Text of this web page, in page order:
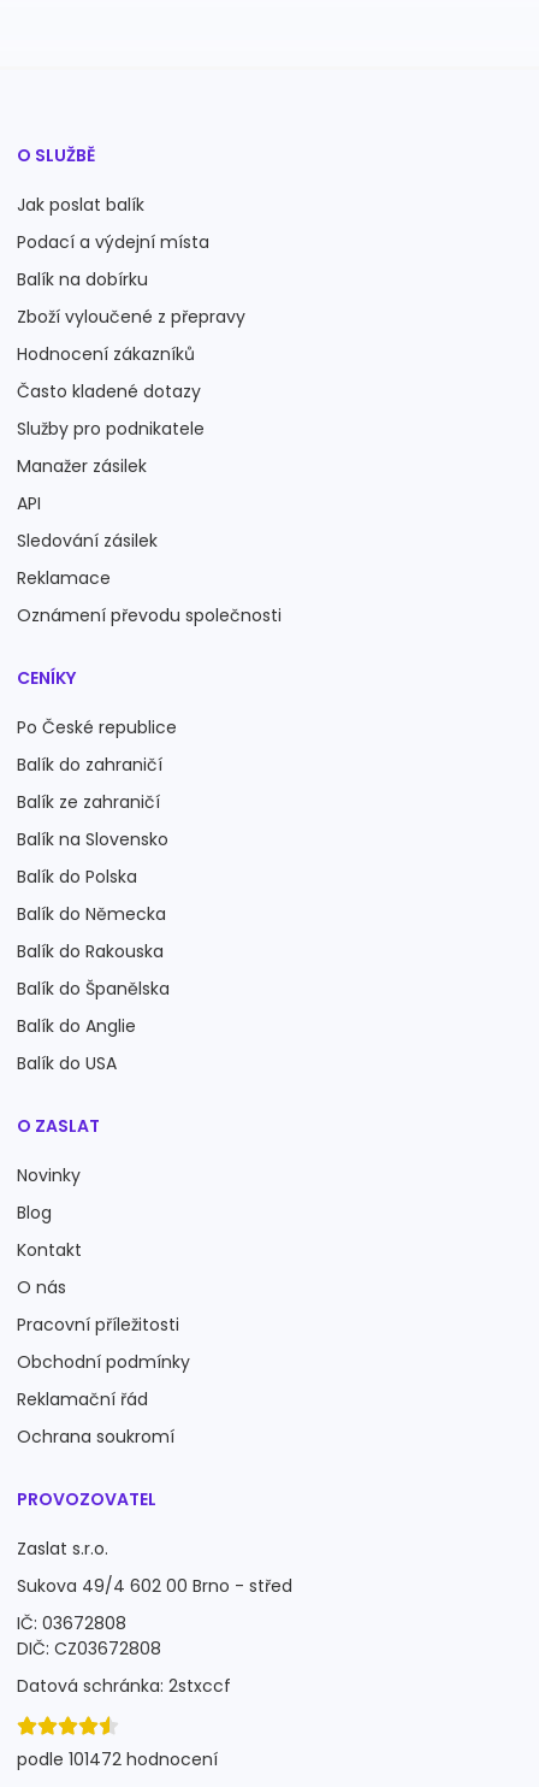
O SLUŽBĚ
Jak poslat balík
Podací a výdejní místa
Balík na dobírku
Zboží vyloučené z přepravy
Hodnocení zákazníků
Často kladené dotazy
Služby pro podnikatele
Manažer zásilek
API
Sledování zásilek
Reklamace
Oznámení převodu společnosti
CENÍKY
Po České republice
Balík do zahraničí
Balík ze zahraničí
Balík na Slovensko
Balík do Polska
Balík do Německa
Balík do Rakouska
Balík do Španělska
Balík do Anglie
Balík do USA
O ZASLAT
Novinky
Blog
Kontakt
O nás
Pracovní příležitosti
Obchodní podmínky
Reklamační řád
Ochrana soukromí
PROVOZOVATEL
Zaslat s.r.o.
Sukova 49/4 602 00 Brno - střed
IČ: 03672808
DIČ: CZ03672808
Datová schránka: 2stxccf
podle 101472 hodnocení